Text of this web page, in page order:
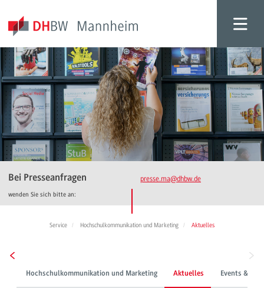
Bei Presseanfragen
wenden Sie sich bitte an:
presse.ma@dhbw.de
Service Hochschulkommunikation und Marketing Aktuelles
Hochschulkommunikation und Marketing Aktuelles Events &